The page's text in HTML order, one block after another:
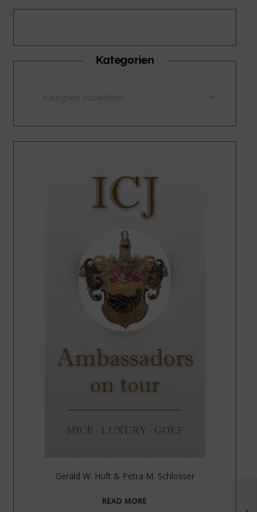
Kategorien
Gerald W. Huft & Petra M. Schlosser
READ MORE